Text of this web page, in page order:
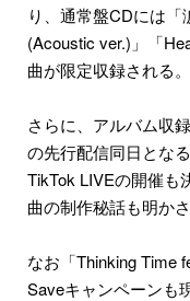
り、通常盤CDには
(Acoustic ver.)」「
曲が限定収録される。
さらに、アルバム収
の先行配信同日とな
TikTok LIVEの開催も
曲の制作秘話も明か
なお「Thinking Time
Saveキャンペーンも